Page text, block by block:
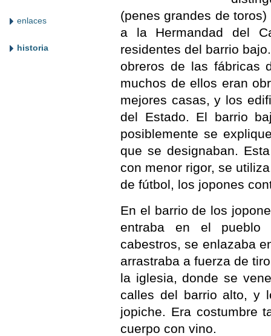
enlaces
historia
(penes grandes de
a la Hermandad del
residentes del barrio
obreros de las fábricas
muchos de ellos eran
mejores casas, y los
del Estado. El barrio
posiblemente se
que se designaban.
con menor rigor, se
de fútbol, los jopones
En el barrio de los
entraba en el pueblo
cabestros, se enlazaba
arrastraba a fuerza de
la iglesia, donde se
calles del barrio alto, y
jopiche. Era costumbre
cuerpo con vino.